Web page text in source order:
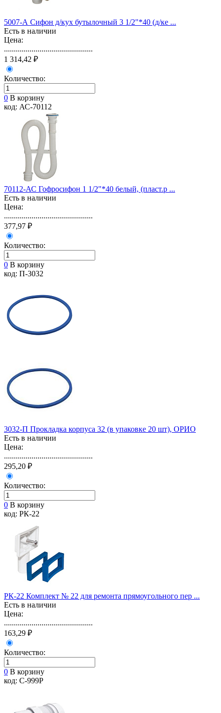
5007-А Сифон д/кух бутылочный 3 1/2"*40 (д/ке ...
Есть в наличии
Цена:
.............................................
1 314,42 ₽
Количество:
0 В корзину
код: АС-70112
70112-АС Гофросифон 1 1/2"*40 белый, (пласт.р ...
Есть в наличии
Цена:
.............................................
377,97 ₽
Количество:
0 В корзину
код: П-3032
3032-П Прокладка корпуса 32 (в упаковке 20 шт), ОРИО
Есть в наличии
Цена:
.............................................
295,20 ₽
Количество:
0 В корзину
код: РК-22
РК-22 Комплект № 22 для ремонта прямоугольного пер ...
Есть в наличии
Цена:
.............................................
163,29 ₽
Количество:
0 В корзину
код: С-999P